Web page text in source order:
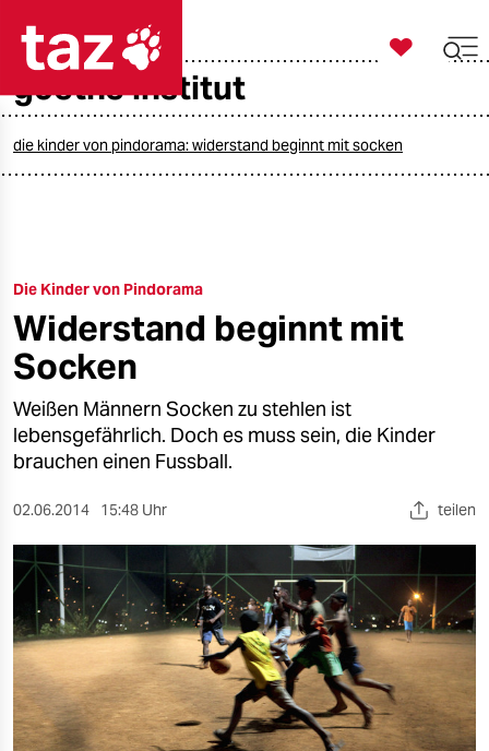
taz zahl ich
öko
gesellschaft
kultur
sport
nord
wahrheit
verlag
verlag
veranstaltungen

taz zahl ich
goethe institut
die kinder von pindorama: widerstand beginnt mit socken
Die Kinder von Pindorama
Widerstand beginnt mit
Socken
Weißen Männern Socken zu stehlen ist
lebensgefährlich. Doch es muss sein, die Kinder
brauchen einen Fussball.
02.06.2014 15:48 Uhr teilen